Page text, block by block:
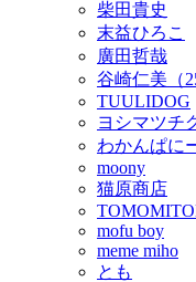
柴田貴史
末益ひろこ
廣田哲哉
谷崎仁美（
TUULIDOG
ヨシマツチ
わかんぱに
moony
猫原商店
mofu boy
meme miho
とも